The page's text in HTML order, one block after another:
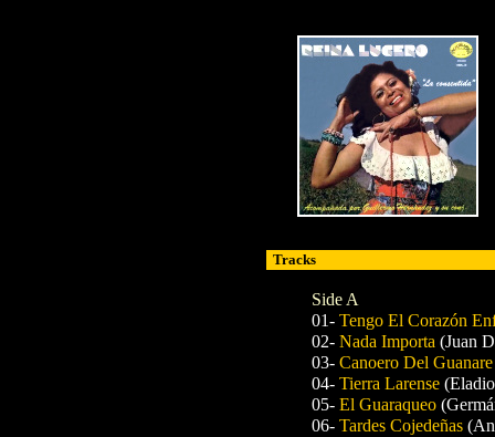
Tracks
Side A
01- Tengo El Corazón
02- Nada Importa (Juan
03- Canoero Del
04- Tierra Larense
05- El Guaraqueo
06- Tardes Cojedeñas